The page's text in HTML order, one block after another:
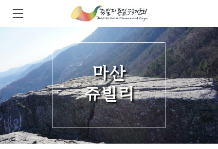
마산
쥬빌리